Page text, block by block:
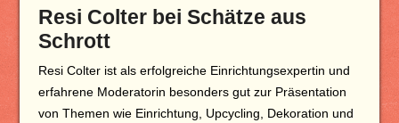
Resi Colter bei Schätze aus
Schrott
Resi Colter ist als erfolgreiche Einrichtungsexpertin und
erfahrene Moderatorin besonders gut zur Präsentation
von Themen wie Einrichtung, Upcycling, Dekoration und